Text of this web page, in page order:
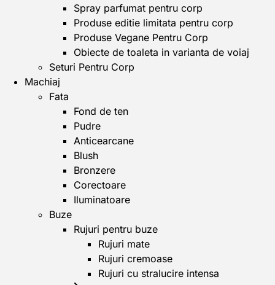
Spray parfumat pentru corp
Produse editie limitata pentru corp
Produse Vegane Pentru Corp
Obiecte de toaleta in varianta de voiaj
Seturi Pentru Corp
Machiaj
Fata
Fond de ten
Pudre
Anticearcane
Blush
Bronzere
Corectoare
Iluminatoare
Buze
Rujuri pentru buze
Rujuri mate
Rujuri cremoase
Rujuri cu stralucire intensa